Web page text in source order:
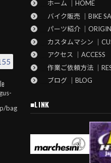
bag
ホーム ｜HOME
バイク販売 ｜BIKE
パーツ紹介 ｜
カスタムマシン ｜
アクセス ｜ACCESS
作業ご依頼方法 ｜
ブログ ｜BLOG
■LINK